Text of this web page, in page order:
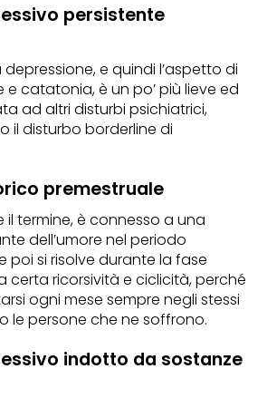
persistente
e quindi l’aspetto di
catatonia, è un po’ più lieve ed
ad altri disturbi psichiatrici,
il disturbo borderline di
premestruale
il termine, è connesso a una
dell’umore nel periodo
poi si risolve durante la fase
certa ricorsività e ciclicità, perché
ogni mese sempre negli stessi
le persone che ne soffrono.
indotto da sostanze